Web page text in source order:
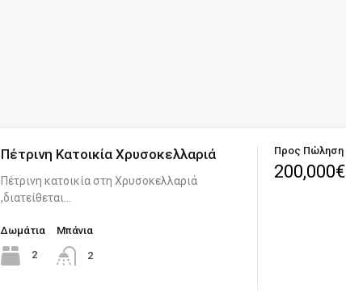
Πέτρινη Κατοικία Χρυσοκελλαριά
Πέτρινη κατοικία στη Χρυσοκελλαριά
,διατείθεται…
Δωμάτια
2
Μπάνια
2
Προς Πώληση
200,000€